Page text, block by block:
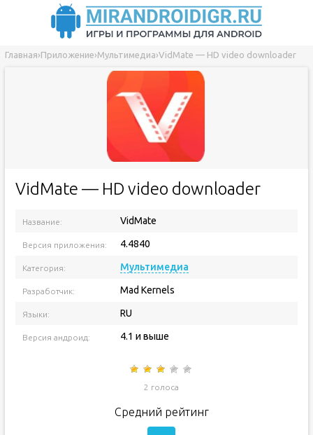
Главная›Приложение›Мультимедиа›VidMate — HD video downloader
VidMate — HD video downloader
Название: VidMate
Версия приложения: 4.4840
Категория: Мультимедиа
Разработчик: Mad Kernels
Языки: RU
Версия андроид: 4.1 и выше
2 голоса
Средний рейтинг